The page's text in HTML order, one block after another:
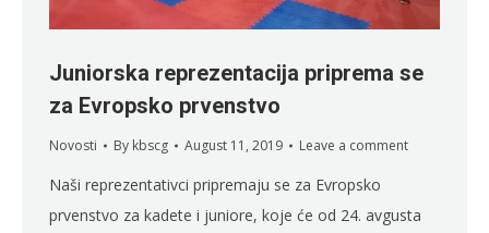
Juniorska reprezentacija priprema se
za Evropsko prvenstvo
Novosti By kbscg August 11, 2019 Leave a comment
Naši reprezentativci pripremaju se za Evropsko
prvenstvo za kadete i juniore, koje će od 24. avgusta